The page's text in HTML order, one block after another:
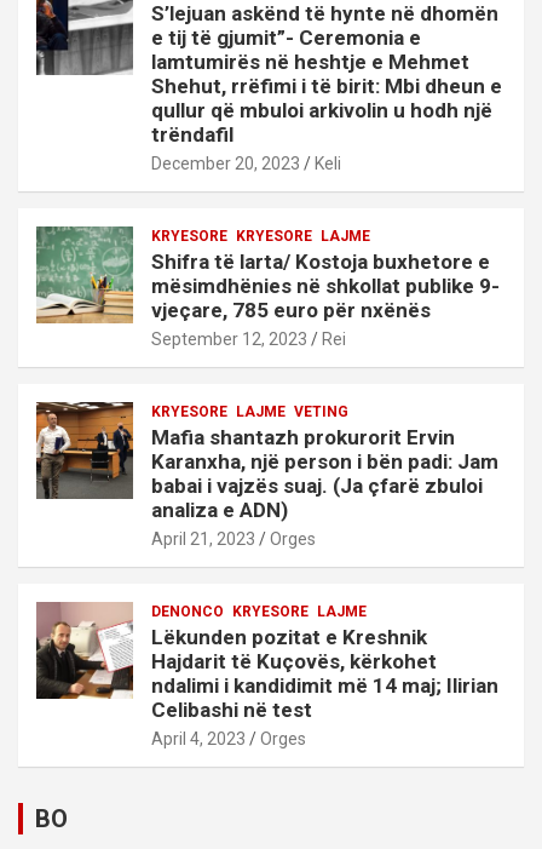
S’lejuan askënd të hynte në dhomën
e tij të gjumit”- Ceremonia e
lamtumirës në heshtje e Mehmet
Shehut, rrëfimi i të birit: Mbi dheun e
qullur që mbuloi arkivolin u hodh një
trëndafil
December 20, 2023 Keli
KRYESORE KRYESORE LAJME
Shifra të larta/ Kostoja buxhetore e
mësimdhënies në shkollat publike 9-
vjeçare, 785 euro për nxënës
September 12, 2023 Rei
KRYESORE LAJME VETING
Mafia shantazh prokurorit Ervin
Karanxha, një person i bën padi: Jam
babai i vajzës suaj. (Ja çfarë zbuloi
analiza e ADN)
April 21, 2023 Orges
DENONCO KRYESORE LAJME
Lëkunden pozitat e Kreshnik
Hajdarit të Kuçovës, kërkohet
ndalimi i kandidimit më 14 maj; Ilirian
Celibashi në test
April 4, 2023 Orges
BO